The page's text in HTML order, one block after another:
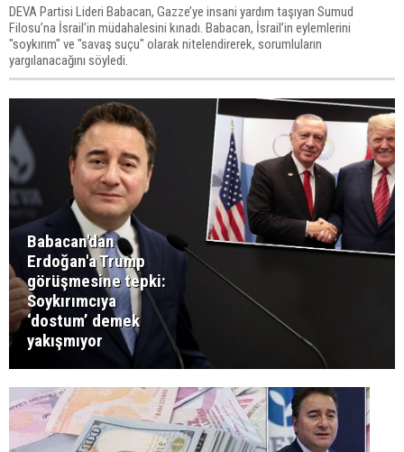
DEVA Partisi Lideri Babacan, Gazze’ye insani yardım taşıyan Sumud
Filosu’na İsrail’in müdahalesini kınadı. Babacan, İsrail’in eylemlerini
"soykırım" ve "savaş suçu" olarak nitelendirerek, sorumluların
yargılanacağını söyledi.
Babacan'dan
Erdoğan'a Trump
görüşmesine tepki:
Soykırımcıya
‘dostum’ demek
yakışmıyor